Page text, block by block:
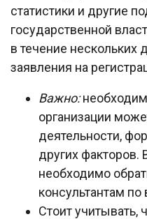
статистики и другие
государственной
в течение нескольких
заявления на
Важно:
организации
деятельности,
других факторов.
необходимо
консультантам
Стоит учитывать,